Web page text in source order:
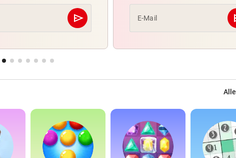
send
Abschicken E-Mail